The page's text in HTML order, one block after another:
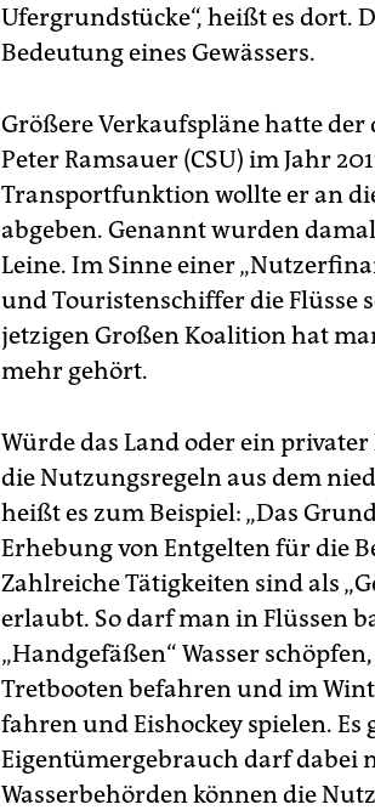
Ufergrundstücke“, heißt es dort.
Bedeutung eines Gewässers.
Größere Verkaufspläne hatte
Peter Ramsauer (CSU) im Jahr
Transportfunktion wollte er an
abgeben. Genannt wurden
Leine. Im Sinne einer
und Touristenschiffer die Flüsse
jetzigen Großen Koalition hat
mehr gehört.
Würde das Land oder ein
die Nutzungsregeln aus dem
heißt es zum Beispiel: „Das
Erhebung von Entgelten für die
Zahlreiche Tätigkeiten sind als
erlaubt. So darf man in Flüssen
„Handgefäßen“ Wasser
Tretbooten befahren und im
fahren und Eishockey spielen.
Eigentümergebrauch darf dabei
Wasserbehörden können die